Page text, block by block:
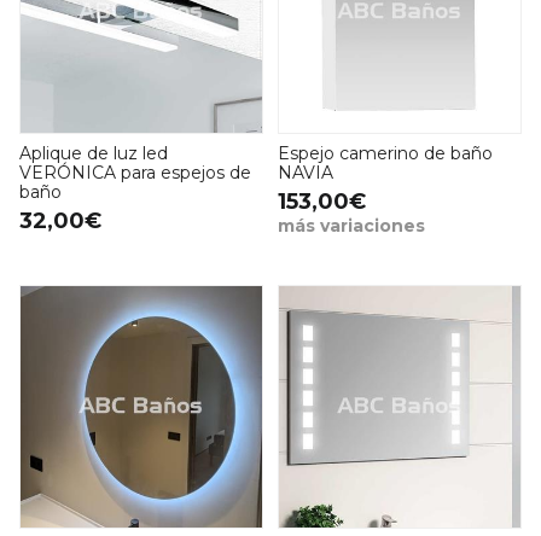
Aplique de luz led
VERÓNICA para espejos de
baño
32,00€
Espejo camerino de baño
NAVIA
153,00€
más variaciones